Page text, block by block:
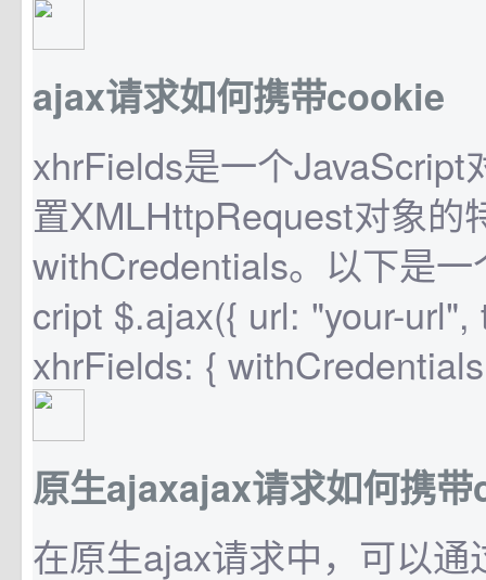
ajax请求如何携带cookie
xhrFields是一个JavaScript
置XMLHttpRequest对象的
withCredentials。以下是
cript $.ajax({ url: "your-
xhrFields: {
原生ajaxajax请求如何携
在原生ajax请求中，可以通